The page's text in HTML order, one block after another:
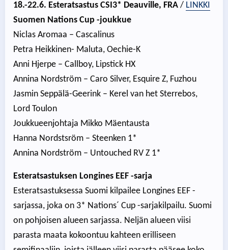
18.-22.6. Esteratsastus CSI3* Deauville, FRA / LINKKI
Suomen Nations Cup -joukkue
Niclas Aromaa – Cascalinus
Petra Heikkinen- Maluta, Oechie-K
Anni Hjerpe – Callboy, Lipstick HX
Annina Nordström – Caro Silver, Esquire Z, Fuzhou
Jasmin Seppälä-Geerink – Kerel van het Sterrebos,
Lord Toulon
Joukkueenjohtaja Mikko Mäentausta
Hanna Nordstsröm – Steenken 1*
Annina Nordström – Untouched RV Z 1*
Esteratsastuksen Longines EEF -sarja
Esteratsastuksessa Suomi kilpailee Longines EEF -
sarjassa, joka on 3* Nations´ Cup -sarjakilpailu. Suomi
on pohjoisen alueen sarjassa. Neljän alueen viisi
parasta maata kokoontuu kahteen erilliseen